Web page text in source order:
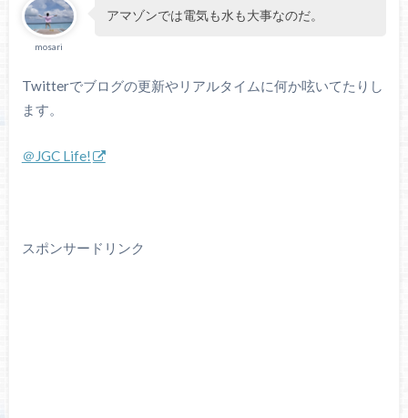
mosari
アマゾンでは電気も水も大事なのだ。
Twitterでブログの更新やリアルタイムに何か呟いてたりし
ます。
＠JGC Life!
スポンサードリンク